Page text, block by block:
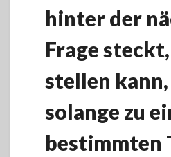
hinter der
Frage
stellen kann,
solange zu
bestimmten